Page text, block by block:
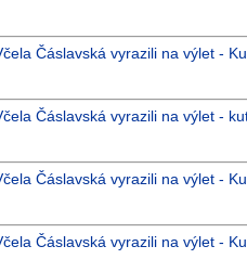
Čáslavská vyrazili na výlet -
Čáslavská vyrazili na výlet -
Čáslavská vyrazili na výlet -
Čáslavská vyrazili na výlet -